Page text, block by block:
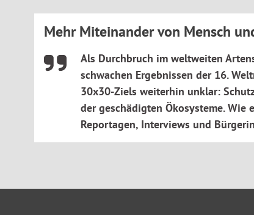
Mehr Miteinander von Mensch
Als Durchbruch im weltweiten
schwachen Ergebnissen der 16.
30x30-Ziels weiterhin unklar:
der geschädigten Ökosysteme.
Reportagen, Interviews und